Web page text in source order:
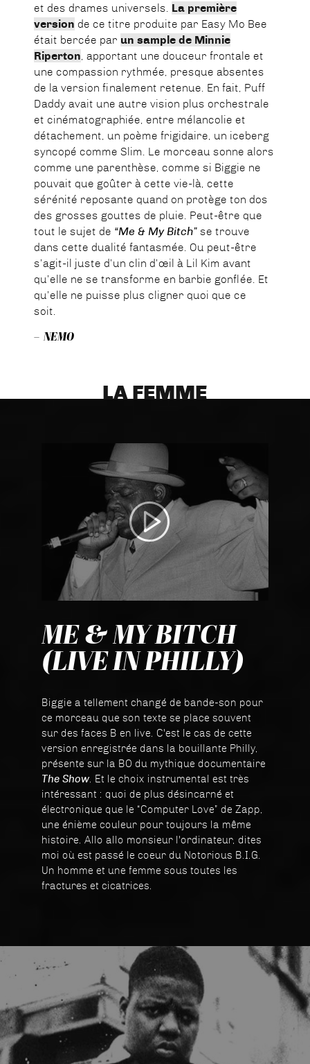
et des drames universels. La première
version de ce titre produite par Easy Mo Bee
était bercée par un sample de Minnie
Riperton , apportant une douceur frontale et
une compassion rythmée, presque absentes
de la version finalement retenue. En fait, Puff
Daddy avait une autre vision plus orchestrale
et cinématographiée, entre mélancolie et
détachement, un poème frigidaire, un iceberg
syncopé comme Slim. Le morceau sonne alors
comme une parenthèse, comme si Biggie ne
pouvait que goûter à cette vie-là, cette
sérénité reposante quand on protège ton dos
des grosses gouttes de pluie. Peut-être que
tout le sujet de “Me & My Bitch” se trouve
dans cette dualité fantasmée. Ou peut-être
s’agit-il juste d’un clin d’œil à Lil Kim avant
qu’elle ne se transforme en barbie gonflée. Et
qu’elle ne puisse plus cligner quoi que ce
soit.
– NEMO
LA FEMME
ME & MY BITCH
(LIVE IN PHILLY)
Biggie a tellement changé de bande-son pour
ce morceau que son texte se place souvent
sur des faces B en live. C'est le cas de cette
version enregistrée dans la bouillante Philly,
présente sur la BO du mythique documentaire
The Show. Et le choix instrumental est très
intéressant : quoi de plus désincarné et
électronique que le “Computer Love” de Zapp,
une énième couleur pour toujours la même
histoire. Allo allo monsieur l'ordinateur, dites
moi où est passé le coeur du Notorious B.I.G.
Un homme et une femme sous toutes les
fractures et cicatrices.